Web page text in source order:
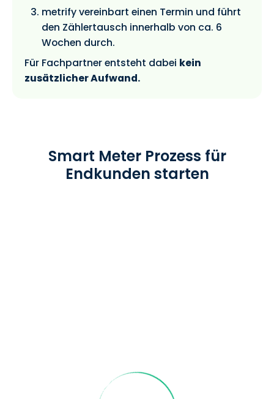
metrify vereinbart einen Termin und führt
den Zählertausch innerhalb von ca. 6
Wochen durch.
Für Fachpartner entsteht dabei kein
zusätzlicher Aufwand.
Smart Meter Prozess für
Endkunden starten